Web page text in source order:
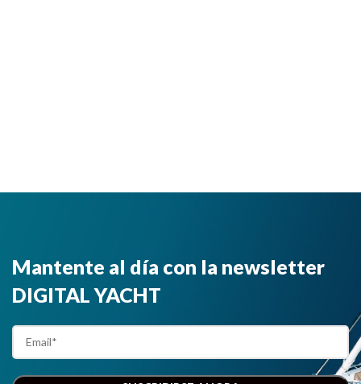
Mantente al día con la newsletter
DIGITAL YACHT